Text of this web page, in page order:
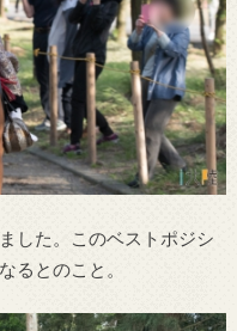
した。このベストポジシ
るとのこと。